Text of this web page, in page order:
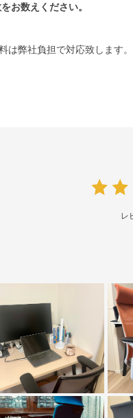
お数えください。
弊社負担で対応致します
レ